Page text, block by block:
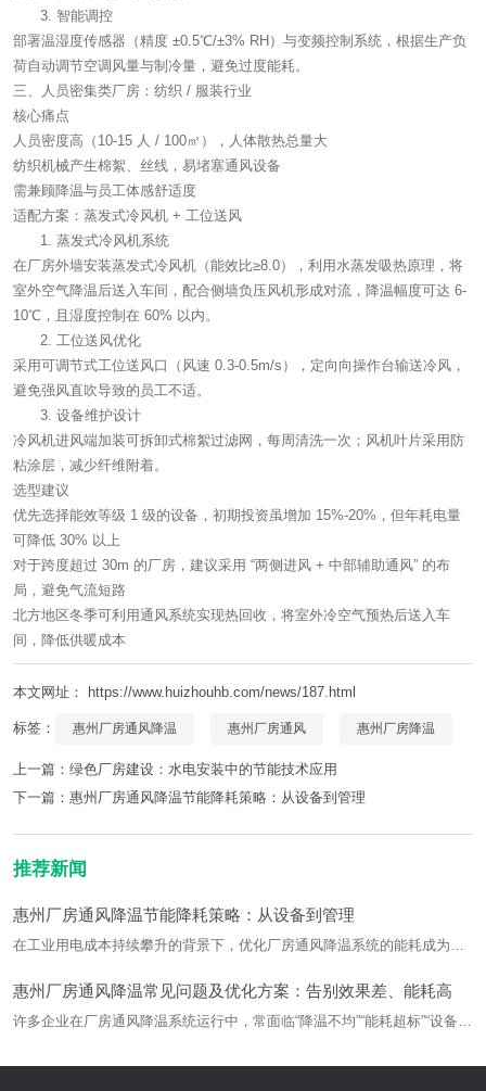
智能调控
部署温湿度传感器（精度 ±0.5℃/±3% RH）与变频控制系统，根据生产负
荷自动调节空调风量与制冷量，避免过度能耗。
三、人员密集类厂房：纺织 / 服装行业
核心痛点
人员密度高（10-15 人 / 100㎡），人体散热总量大
纺织机械产生棉絮、丝线，易堵塞通风设备
需兼顾降温与员工体感舒适度
适配方案：蒸发式冷风机 + 工位送风
蒸发式冷风机系统
在厂房外墙安装蒸发式冷风机（能效比≥8.0），利用水蒸发吸热原理，将
室外空气降温后送入车间，配合侧墙负压风机形成对流，降温幅度可达 6-
10℃，且湿度控制在 60% 以内。
工位送风优化
采用可调节式工位送风口（风速 0.3-0.5m/s），定向向操作台输送冷风，
避免强风直吹导致的员工不适。
设备维护设计
冷风机进风端加装可拆卸式棉絮过滤网，每周清洗一次；风机叶片采用防
粘涂层，减少纤维附着。
选型建议
优先选择能效等级 1 级的设备，初期投资虽增加 15%-20%，但年耗电量
可降低 30% 以上
对于跨度超过 30m 的厂房，建议采用 “两侧进风 + 中部辅助通风” 的布
局，避免气流短路
北方地区冬季可利用通风系统实现热回收，将室外冷空气预热后送入车
间，降低供暖成本
本文网址： https://www.huizhouhb.com/news/187.html
标签： 惠州厂房通风降温 惠州厂房通风 惠州厂房降温
上一篇： 绿色厂房建设：水电安装中的节能技术应用
下一篇： 惠州厂房通风降温节能降耗策略：从设备到管理
推荐新闻
惠州厂房通风降温节能降耗策略：从设备到管理
在工业用电成本持续攀升的背景下，优化厂房通风降温系统的能耗成为企
节能解决方案。
惠州厂房通风降温常见问题及优化方案：告别效果差、能耗高
许多企业在厂房通风降温系统运行中，常面临“降温不均”“能耗超标”“设备故